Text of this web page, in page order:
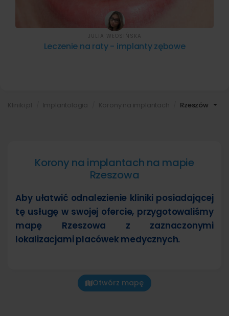
Rzeszów
Leczenie na raty - implanty zębowe
JULIA WŁOSIŃSKA
Korony na implantach na mapie
Rzeszowa
Aby ułatwić odnalezienie kliniki posiadającej
tę usługę w swojej ofercie, przygotowaliśmy
mapę Rzeszowa z zaznaczonymi
lokalizacjami placówek medycznych.
Otwórz mapę